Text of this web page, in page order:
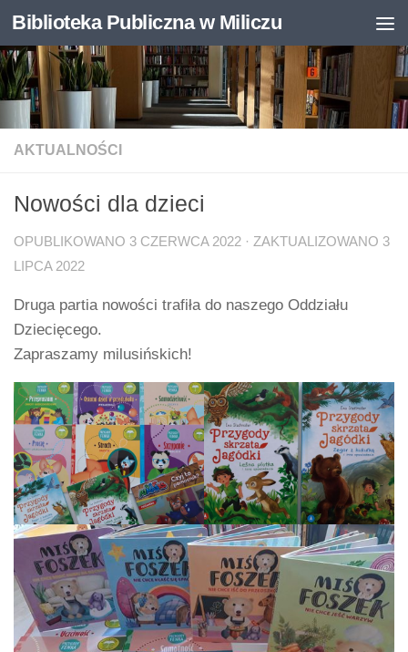
Otwórz pasek narzędzi
Skip to content
Biblioteka Publiczna w Miliczu
AKTUALNOŚCI
Nowości dla dzieci
OPUBLIKOWANO 3 CZERWCA 2022 · ZAKTUALIZOWANO 3
LIPCA 2022
Druga partia nowości trafiła do naszego Oddziału
Dziecięcego.
Zapraszamy milusińskich!